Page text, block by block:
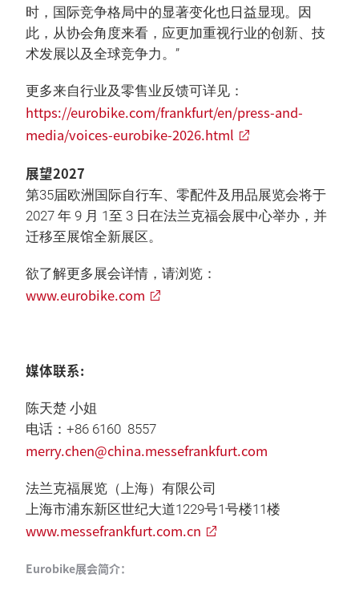
时，国际竞争格局中的显著变化也日益显现。因
此，从协会角度来看，应更加重视行业的创新、技
术发展以及全球竞争力。”
更多来自行业及零售业反馈可详见：
https://eurobike.com/frankfurt/en/press-and-
media/voices-eurobike-2026.html
展望2027
第35届欧洲国际自行车、零配件及用品展览会将于
2027 年 9 月 1至 3 日在法兰克福会展中心举办，并
迁移至展馆全新展区。
欲了解更多展会详情，请浏览：
www.eurobike.com
媒体联系:
陈天楚 小姐
电话：+86 6160 8557
merry.chen@china.messefrankfurt.com
法兰克福展览（上海）有限公司
上海市浦东新区世纪大道1229号1号楼11楼
www.messefrankfurt.com.cn
Eurobike展会简介：